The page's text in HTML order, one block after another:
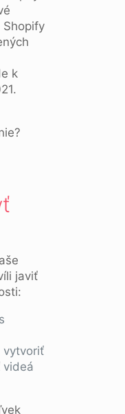
Shopify
k
javiť
vytvoriť
videá